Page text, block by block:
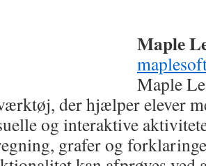
Maple
Maple
der hjælper elever
og interaktive
grafer og